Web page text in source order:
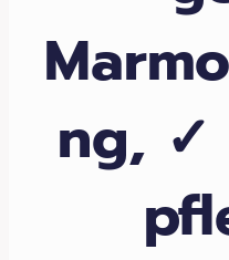
ng, ✓